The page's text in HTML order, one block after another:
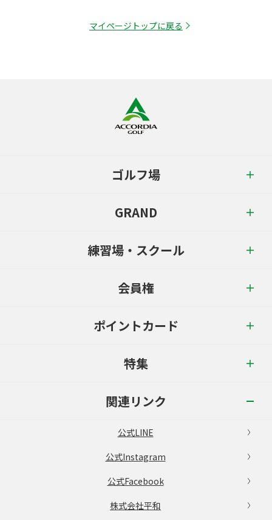
マイページトップに戻る
ゴルフ場
GRAND
練習場・スクール
会員権
ポイントカード
特集
関連リンク
公式LINE
公式Instagram
公式Facebook
株式会社平和